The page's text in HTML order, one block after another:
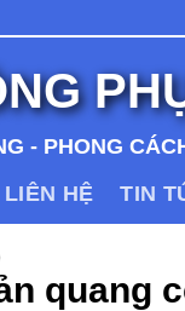
- PHONG
LIÊN HỆ TIN
quang